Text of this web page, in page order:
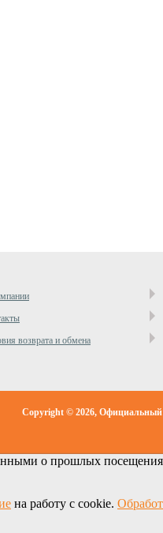
возврата и обмена
Copyright © 2026,
о прошлых посещениях
на работу с cookie.